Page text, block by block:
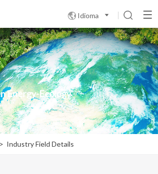
Idioma 
Energy-Ecology
> Industry Field Details